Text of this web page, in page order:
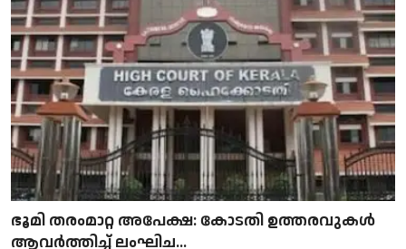
ഭൂമി തരംമാറ്റ അപേക്ഷ: കോടതി ഉത്തരവുകൾ
ആവർത്തിച്ച് ലംഘിച...